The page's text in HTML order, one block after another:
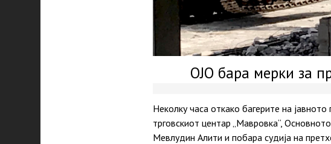
ОЈО бара мерки за
Неколку часа откако багерите на
трговскиот центар „Мавровка“,
Мевлудин Алити и побара судија на